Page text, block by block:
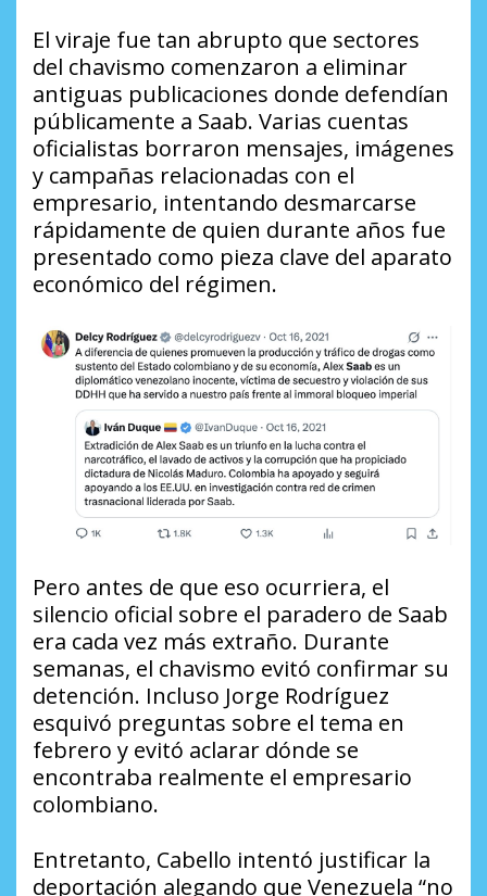
El viraje fue tan abrupto que sectores
del chavismo comenzaron a eliminar
antiguas publicaciones donde defendían
públicamente a Saab. Varias cuentas
oficialistas borraron mensajes, imágenes
y campañas relacionadas con el
empresario, intentando desmarcarse
rápidamente de quien durante años fue
presentado como pieza clave del aparato
económico del régimen.
Pero antes de que eso ocurriera, el
silencio oficial sobre el paradero de Saab
era cada vez más extraño. Durante
semanas, el chavismo evitó confirmar su
detención. Incluso Jorge Rodríguez
esquivó preguntas sobre el tema en
febrero y evitó aclarar dónde se
encontraba realmente el empresario
colombiano.
Entretanto, Cabello intentó justificar la
deportación alegando que Venezuela “no